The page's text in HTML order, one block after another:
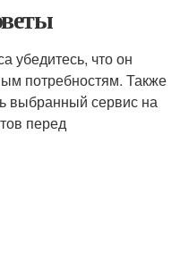
убедитесь, что он
потребностям. Также
выбранный сервис на
перед